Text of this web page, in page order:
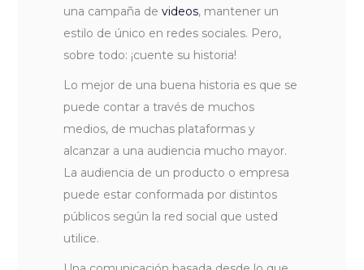
una campaña devideos, mantener un
estilo de único en redes sociales. Pero,
sobre todo: ¡cuente su historia!
Lo mejor de una buena historia es que se
puede contar a través de muchos
medios, de muchas plataformas y
alcanzar a una audiencia mucho mayor.
La audiencia de un producto o empresa
puede estar conformada por distintos
públicos según la red social que usted
utilice.